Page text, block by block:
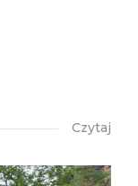
Czytaj